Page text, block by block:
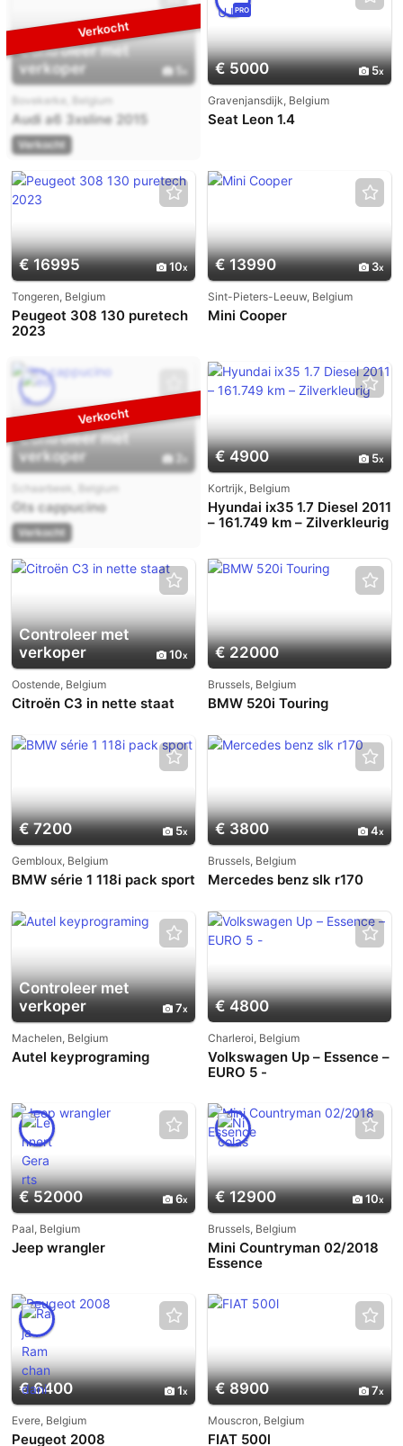
Controleer met
verkoper
5
Bovekerke, Belgium
Audi a6 3xsline 2015
Verkocht
€ 5000 5
PRO
Gravenjansdijk, Belgium
Seat Leon 1.4
€ 16995 10
Tongeren, Belgium
Peugeot 308 130 puretech
2023
€ 13990 3
Sint-Pieters-Leeuw, Belgium
Mini Cooper
Controleer met
verkoper
2
Schaarbeek, Belgium
Gts cappucino
Verkocht
€ 4900 5
Kortrijk, Belgium
Hyundai ix35 1.7 Diesel 2011
– 161.749 km – Zilverkleurig
Controleer met
verkoper
10
Oostende, Belgium
Citroën C3 in nette staat
€ 22000
Brussels, Belgium
BMW 520i Touring
€ 7200 5
Gembloux, Belgium
BMW série 1 118i pack sport
€ 3800 4
Brussels, Belgium
Mercedes benz slk r170
Controleer met
verkoper
7
Machelen, Belgium
Autel keyprograming
€ 4800
Charleroi, Belgium
Volkswagen Up – Essence –
EURO 5 -
€ 52000 6
Paal, Belgium
Jeep wrangler
€ 12900 10
Brussels, Belgium
Mini Countryman 02/2018
Essence
€ 6400 1
Evere, Belgium
Peugeot 2008
€ 8900 7
Mouscron, Belgium
FIAT 500l